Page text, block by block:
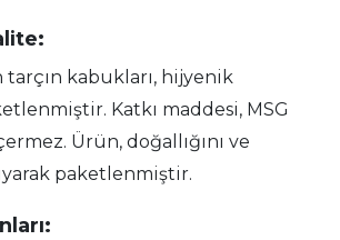
kabukları, hijyenik
Katkı maddesi, MSG
Ürün, doğallığını ve
paketlenmiştir.